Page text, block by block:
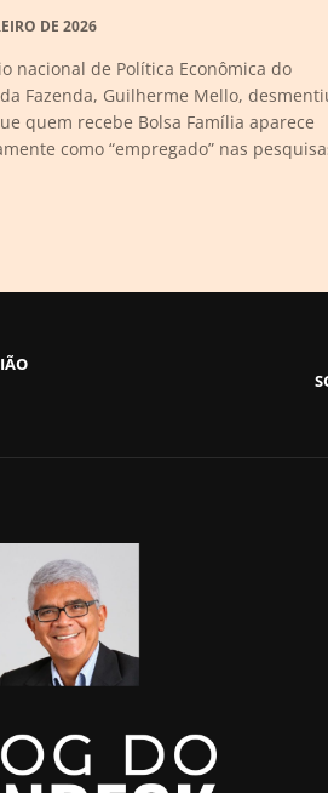
DE 2026
nacional de Política Econômica do
Fazenda, Guilherme Mello,
quem recebe Bolsa Família aparece
como “empregado” nas